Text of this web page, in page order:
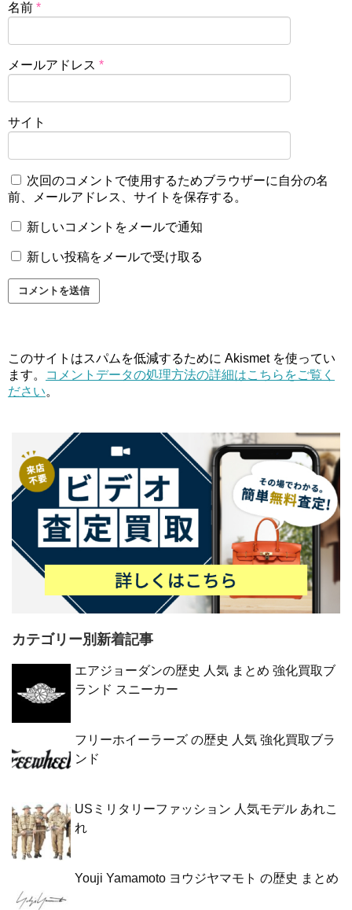
名前 *
メールアドレス *
サイト
次回のコメントで使用するためブラウザーに自分の名
前、メールアドレス、サイトを保存する。
新しいコメントをメールで通知
新しい投稿をメールで受け取る
このサイトはスパムを低減するために Akismet を使ってい
ます。
コメントデータの処理方法の詳細はこちらをご覧く
ださい。
カテゴリー別新着記事
エアジョーダンの歴史 人気 まとめ 強化買取ブ
ランド スニーカー
フリーホイーラーズ の歴史 人気 強化買取ブラ
ンド
USミリタリーファッション 人気モデル あれこ
れ
Youji Yamamoto ヨウジヤマモト の歴史 まとめ